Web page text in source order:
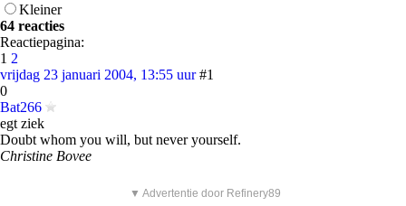
Kleiner
64 reacties
Reactiepagina:
1 2
vrijdag 23 januari 2004, 13:55 uur #1
0
Bat266
egt ziek
Doubt whom you will, but never yourself.
Christine Bovee
▼ Advertentie door Refinery89